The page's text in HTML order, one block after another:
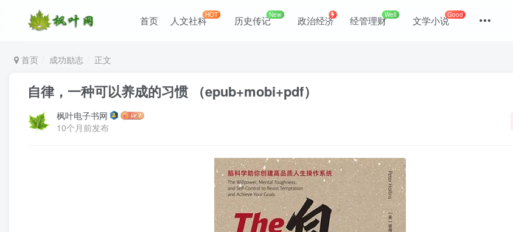
首页 人文社科HOT 历史传记New 政治经济 经管理财Well 文学小说Good
首页 成功励志 正文
自律，一种可以养成的习惯 （epub+mobi+pdf）
枫叶电子书网
10个月前发布
登录